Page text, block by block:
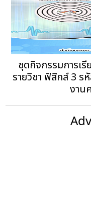
ชุดกิจกรรมการเ
รายวิชา ฟิสิกส์ 3 ร
งาน